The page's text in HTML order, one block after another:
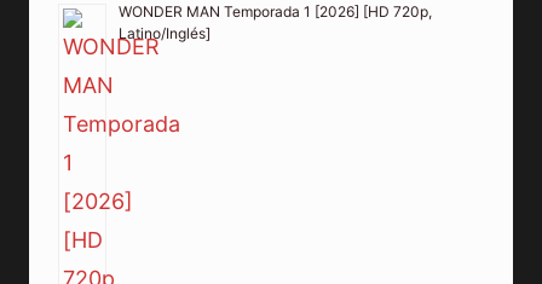
WONDER MAN Temporada 1 [2026] [HD 720p,
Latino/Inglés]